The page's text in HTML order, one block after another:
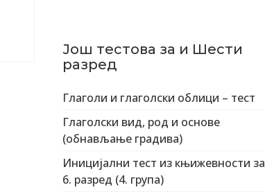
Још тестова за и Шести
разред
Глаголи и глаголски облици – тест
Глаголски вид, род и основе
(обнављање градива)
Иницијални тест из књижевности за
6. разред (4. група)